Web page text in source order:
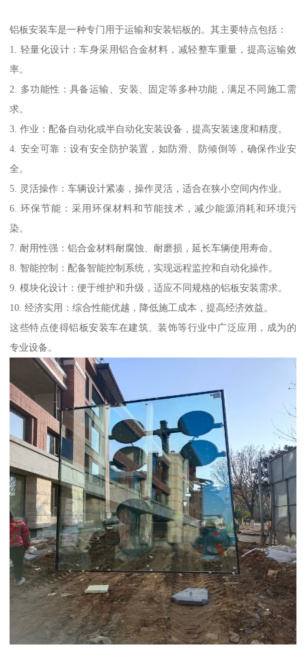
铝板安装车是一种专门用于运输和安装铝板的。其主要特点包括：
1. 轻量化设计：车身采用铝合金材料，减轻整车重量，提高运输效
率。
2. 多功能性：具备运输、安装、固定等多种功能，满足不同施工需
求。
3. 作业：配备自动化或半自动化安装设备，提高安装速度和精度。
4. 安全可靠：设有安全防护装置，如防滑、防倾倒等，确保作业安
全。
5. 灵活操作：车辆设计紧凑，操作灵活，适合在狭小空间内作业。
6. 环保节能：采用环保材料和节能技术，减少能源消耗和环境污
染。
7. 耐用性强：铝合金材料耐腐蚀、耐磨损，延长车辆使用寿命。
8. 智能控制：配备智能控制系统，实现远程监控和自动化操作。
9. 模块化设计：便于维护和升级，适应不同规格的铝板安装需求。
10. 经济实用：综合性能优越，降低施工成本，提高经济效益。
这些特点使得铝板安装车在建筑、装饰等行业中广泛应用，成为的
专业设备。